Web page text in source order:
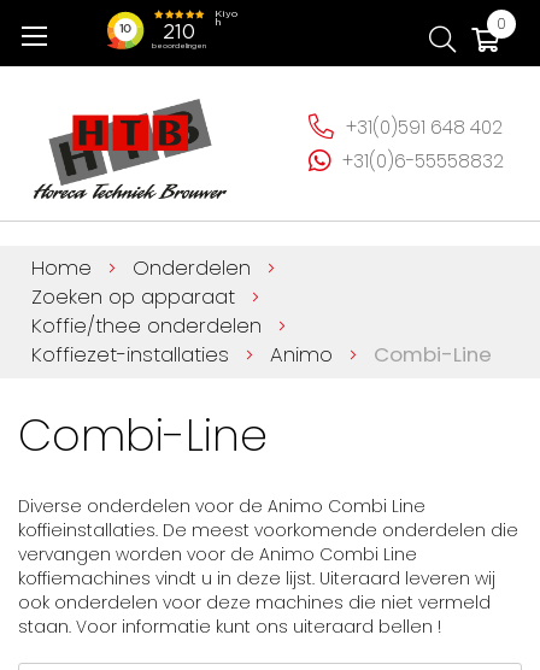
naar
0
+31(0)591 648 402
+31(0)6-55558832
Home
Onderdelen
Zoeken op apparaat
Koffie/thee onderdelen
Koffiezet-installaties
Animo Combi-Line
Combi-Line
Diverse onderdelen voor de Animo Combi Line
koffieinstallaties. De meest voorkomende onderdelen die
vervangen worden voor de Animo Combi Line
koffiemachines vindt u in deze lijst. Uiteraard leveren wij
ook onderdelen voor deze machines die niet vermeld
staan. Voor informatie kunt ons uiteraard bellen !